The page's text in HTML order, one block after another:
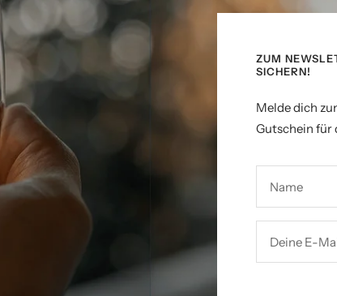
ZUM
SICHERN!
Melde dich
Gutschein für
Name
Deine E-